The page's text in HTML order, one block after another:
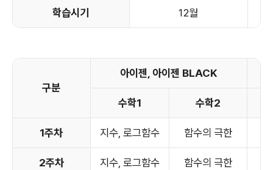
학습시기 12월
구분
아이젠, 아이젠 BLACK
수학1 수학2
1주차 지수, 로그함수 함수의 극한
2주차 지수, 로그함수 함수의 극한